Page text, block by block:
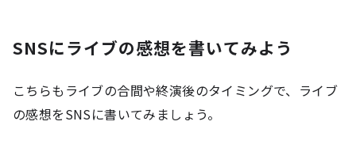
SNSにライブの感想を書いてみよう
こちらもライブの合間や終演後のタイミングで、ライブ
の感想をSNSに書いてみましょう。